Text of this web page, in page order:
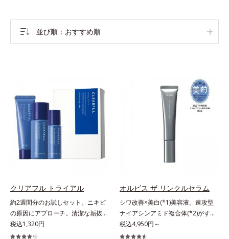
並び順 おすすめ順
クリアフル トライアル
約2週間分のお試しセット。ニキビ
の原因にアプローチ。清潔な垢抜け
肌(*1)へ。「ニキビをくり返してし
まう」「毛穴目立ちが気になる」
税込1,320円
オルビス ザ リンクルセラム
シワ改善×美白(*1)美容液。速攻型
ナイアシンアミド複合体(*2)がすば
やく浸透(*3)。ピンと、パッと。大
人の肌にハリ感を。シワ改善×美白
税込4,950円～